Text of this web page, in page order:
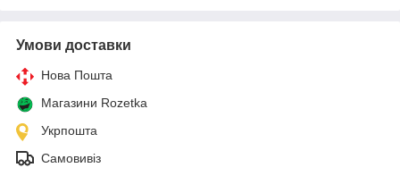
Умови доставки
Нова Пошта
Магазини Rozetka
Укрпошта
Самовивіз